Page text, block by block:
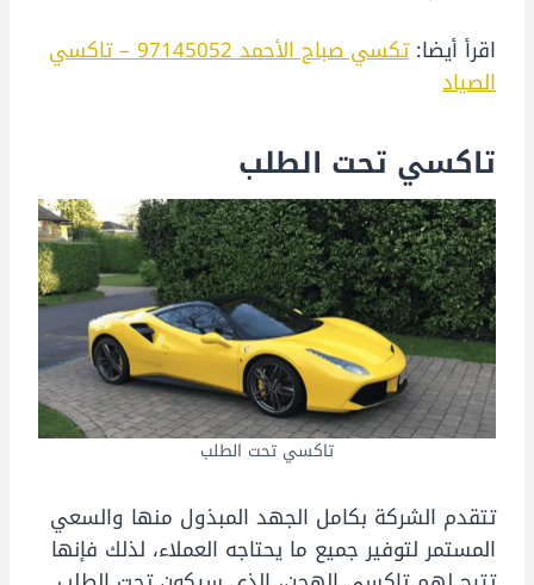
اقرأ أيضا:
تكسي صباح الأحمد 97145052 – تاكسي
الصياد
تاكسي تحت الطلب
تاكسي تحت الطلب
تتقدم الشركة بكامل الجهد المبذول منها والسعي
المستمر لتوفير جميع ما يحتاجه العملاء، لذلك فإنها